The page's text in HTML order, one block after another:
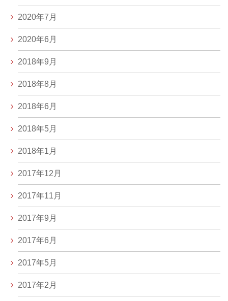
2020年7月
2020年6月
2018年9月
2018年8月
2018年6月
2018年5月
2018年1月
2017年12月
2017年11月
2017年9月
2017年6月
2017年5月
2017年2月